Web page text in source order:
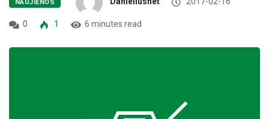
NAUJIENOS
0 1 6 minutes read